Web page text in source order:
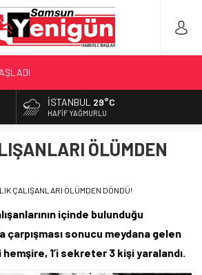
HEDEF 5’İNCİLİK!
YAPIN!’
YAPILAN EN BÜYÜK HATALAR
İSTANBUL 29°C
HAFIF YAĞMURLU
ÖLÜMDEN
ÇALIŞANLARI ÖLÜMDEN DÖNDÜ!
içinde bulunduğu
sonucu meydana gelen
1’i sekreter 3 kişi yaralandı.